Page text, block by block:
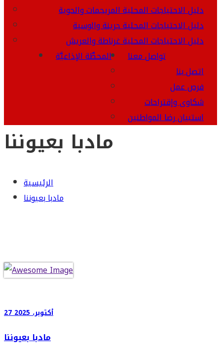
دليل الاحتياجات المحلية المريجمات والحوية
دليل الاحتياجات المحلية جرينة والوسية
دليل الاحتياجات المحلية غرناطة والعريش
تواصل معنا
اتصل بنا
فرص عمل
شكاوى وإقتراحات
استبيان رضا المواطنين
المحطَّة الإذاعيَّة
مادبا بعيوننا
الرئيسية
مادبا بعيوننا
27 أكتوبر، 2025
مادبا بعيوننا